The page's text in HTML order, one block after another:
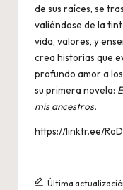
de sus raíces, se
valiéndose de la
vida, valores, y
crea historias que
profundo amor a
su primera novela:
mis ancestros.
https://linktr.ee/
Última